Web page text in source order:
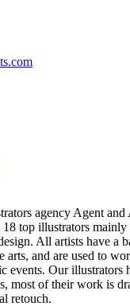
agency Agent and
18 top illustrators
All artists have a
arts, and are used to
events. Our illustrators
most of their work is
retouch.